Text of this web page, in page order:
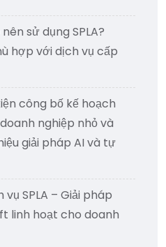
sử dụng SPLA?
hợp với dịch vụ cấp
công bố kế hoạch
nghiệp nhỏ và
giải pháp AI và tự
SPLA – Giải pháp
linh hoạt cho doanh